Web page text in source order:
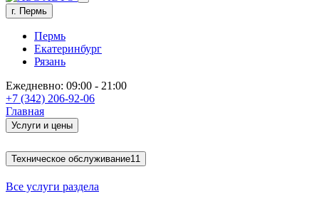
г. Пермь
Пермь
Екатеринбург
Рязань
Ежедневно: 09:00 - 21:00
+7 (342) 206-92-06
Главная
Услуги и цены
Техническое обслуживание11
Все услуги раздела